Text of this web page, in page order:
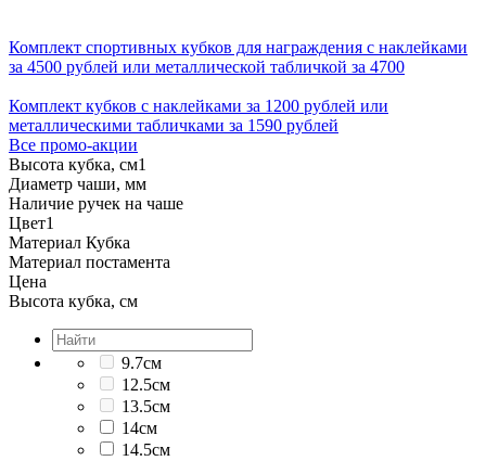
Комплект спортивных кубков для награждения с наклейками
за 4500 рублей или металлической табличкой за 4700
Комплект кубков с наклейками за 1200 рублей или
металлическими табличками за 1590 рублей
Все промо-акции
Высота кубка, см1
Диаметр чаши, мм
Наличие ручек на чаше
Цвет1
Материал Кубка
Материал постамента
Цена
Высота кубка, см
9.7см
12.5см
13.5см
14см
14.5см